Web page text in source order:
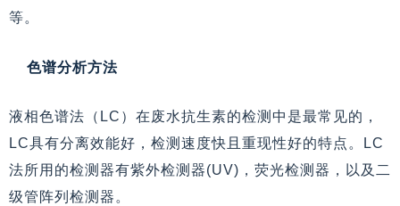
等。
色谱分析方法
液相色谱法（LC）在废水抗生素的检测中是最常见的，
LC具有分离效能好，检测速度快且重现性好的特点。LC
法所用的检测器有紫外检测器(UV)，荧光检测器，以及二
级管阵列检测器。